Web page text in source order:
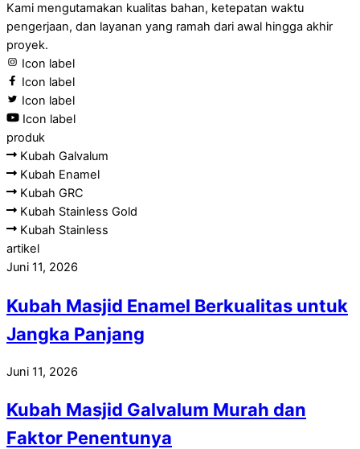
Kami mengutamakan kualitas bahan, ketepatan waktu
pengerjaan, dan layanan yang ramah dari awal hingga akhir
proyek.
Icon label
Icon label
Icon label
Icon label
produk
Kubah Galvalum
Kubah Enamel
Kubah GRC
Kubah Stainless Gold
Kubah Stainless
artikel
Juni 11, 2026
Kubah Masjid Enamel Berkualitas untuk
Jangka Panjang
Juni 11, 2026
Kubah Masjid Galvalum Murah dan
Faktor Penentunya